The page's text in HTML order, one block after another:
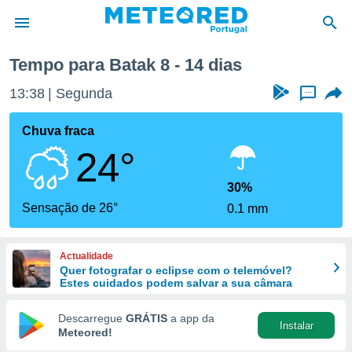
da
foi
fornecidas
a este
das
e
forma
digital
Tempo para Batak 8 - 14 dias
13:38 Segunda ...
Chuva fraca
24°
Sensação de 26°
30%
0.1 mm
Actualidade
Quer fotografar o eclipse com o telemóvel?
Estes cuidados podem salvar a sua câmara
Descarregue GRÁTIS a app da
Meteored!
Instalar